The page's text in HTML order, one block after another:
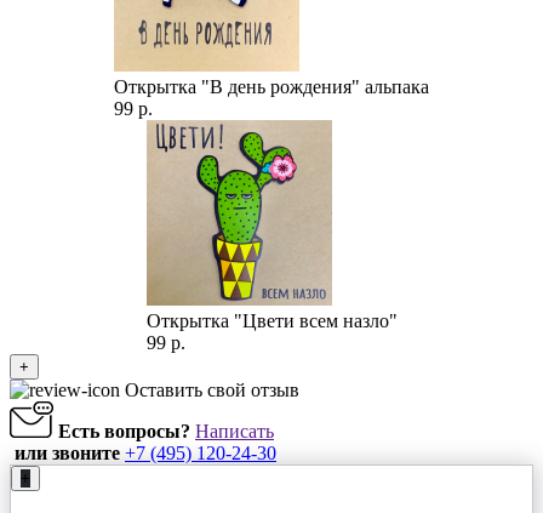
Открытка "В день рождения" альпака
99 р.
Открытка "Цвети всем назло"
99 р.
+
Оставить свой отзыв
Есть вопросы? Написать
или звоните +7 (495) 120-24-30
+